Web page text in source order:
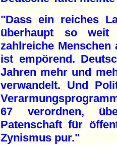
"Dass ein reiches
überhaupt so
zahlreiche
ist empörend.
Jahren mehr und
verwandelt. Und
67 verordnen,
Patenschaft für
Zynismus pur."